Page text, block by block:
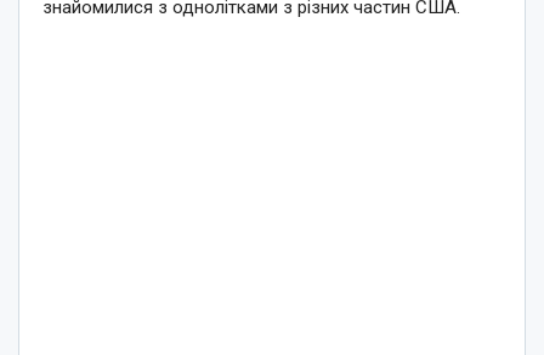
знайомилися з однолітками з різних частин США.